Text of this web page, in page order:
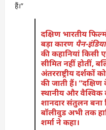
हैं।”
दक्षिण भारतीय
बड़ा कारण पैन-
की कहानियां किसी
सीमित नहीं होतीं,
अंतरराष्ट्रीय दर्शकों
की जाती हैं।
स्थानीय और वैश्विक
शानदार संतुलन बना
बॉलीवुड अभी तक
शर्मा ने कहा।